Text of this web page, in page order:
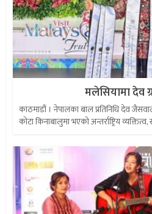
मलेसियामा देव
काठमाडौं । नेपालका बाल प्रतिनिधि देव
कोटा किनाबालुमा भएको अन्तर्राष्ट्रिय